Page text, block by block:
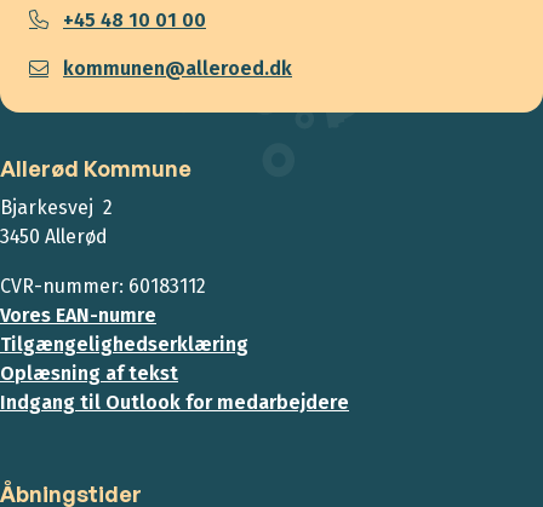
+45 48 10 01 00
kommunen@alleroed.dk
Allerød Kommune
Bjarkesvej 2
3450 Allerød
CVR-nummer: 60183112
Vores EAN-numre
Tilgængelighedserklæring
Oplæsning af tekst
Indgang til Outlook for medarbejdere
Åbningstider